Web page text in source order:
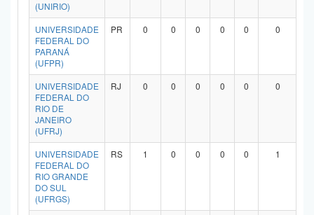
(UNIRIO)
UNIVERSIDADE
FEDERAL DO
PARANÁ
(UFPR)
PR 0 0 0 0 0 0
UNIVERSIDADE
FEDERAL DO
RIO DE
JANEIRO
(UFRJ)
RJ 0 0 0 0 0 0
UNIVERSIDADE
FEDERAL DO
RIO GRANDE
DO SUL
(UFRGS)
RS 1 0 0 0 0 1